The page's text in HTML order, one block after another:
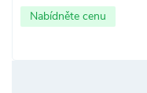
Nabídněte cenu